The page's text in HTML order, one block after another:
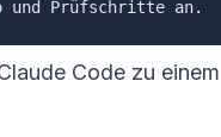
Code zu